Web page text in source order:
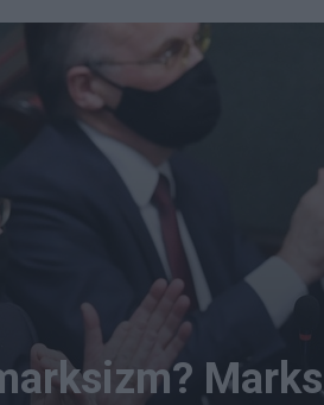
Marks